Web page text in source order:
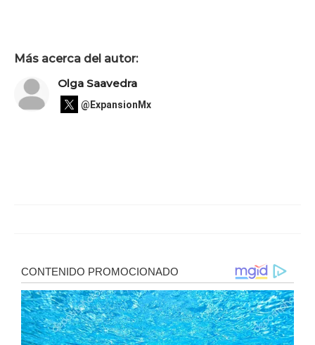
Más acerca del autor:
Olga Saavedra
@ExpansionMx